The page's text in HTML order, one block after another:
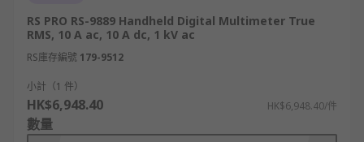
RS PRO RS-9889 Handheld Digital Multimeter True
RMS, 10 A ac, 10 A dc, 1 kV ac
RS庫存編號 179-9512
小計（1 件）
HK$6,948.40 HK$6,948.40/件
數量